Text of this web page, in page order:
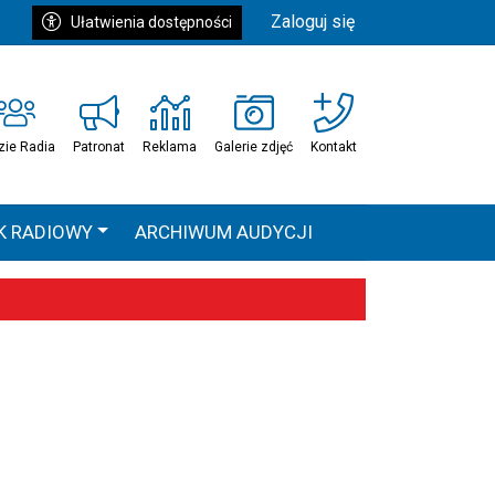
Ułatwienia dostępności Zaloguj się
Radia Patronat Reklama Galerie zdjęć Kontakt
RADIOWY ARCHIWUM AUDYCJI
HEAVEN TOUR